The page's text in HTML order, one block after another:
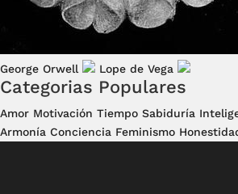
George Orwell Lope de Vega
Categorias Populares
Amor Motivación Tiempo Sabiduría
Armonía Conciencia Feminismo